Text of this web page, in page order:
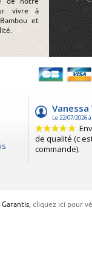
vivre à
et
cliquez ici pour